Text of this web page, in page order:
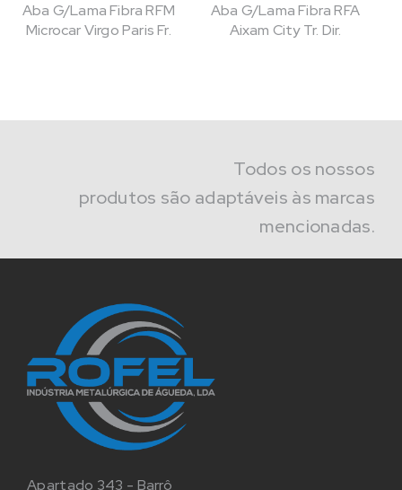
Aba G/Lama Fibra RFM
Microcar Virgo Paris Fr.
Aba G/Lama Fibra RFA
Aixam City Tr. Dir.
Todos os nossos
produtos são adaptáveis às marcas
mencionadas.
Apartado 343 - Barrô